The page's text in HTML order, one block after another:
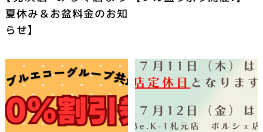
夏休み＆お盆料金のお知
らせ】